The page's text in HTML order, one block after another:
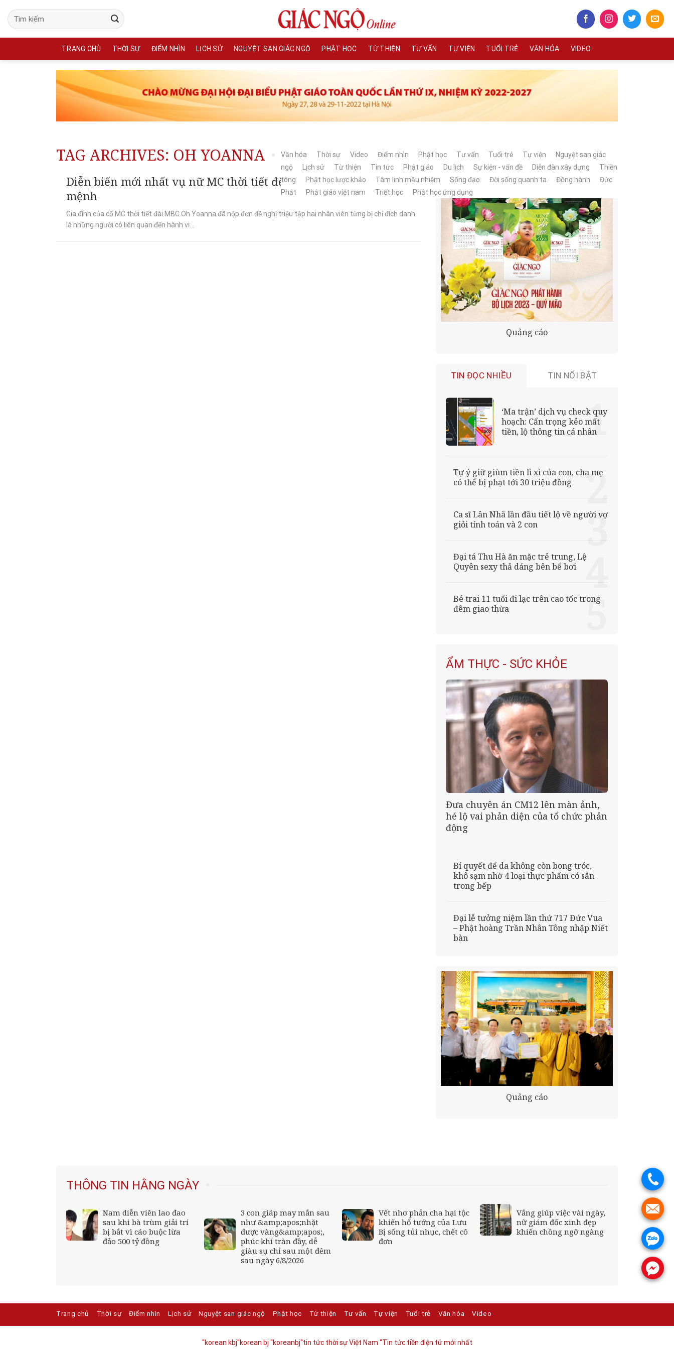
content
TRANG CHỦ THỜI SỰ ĐIỂM NHÌN LỊCH SỬ NGUYỆT SAN GIÁC NGỘ PHẬT HỌC TỪ THIỆN TƯ VẤN TỰ VIỆN TUỔI TRẺ VĂN HÓA VIDEO
TAG ARCHIVES: OH YOANNA Văn hóa Thời sự Video Điểm nhìn Phật học Tư vấn Tuổi trẻ Tự viện
Nguyệt san giác
ngộ
Lịch sử Từ thiện Tin tức Phật giáo Du lịch Sự kiện - vấn đề Diễn đàn xây dựng
Thiền
tông
Phật học lược khảo Tâm linh mầu nhiệm Sống đạo Đời sống quanh ta Đồng hành
Đức
Phật
Phật giáo việt nam Triết học Phật học ứng dụng
Diễn biến mới nhất vụ nữ MC thời tiết để lại 17 trang thư tuyệt
mệnh
Gia đình của cố MC thời tiết đài MBC Oh Yoanna đã nộp đơn đề nghị triệu tập hai nhân viên từng bị chỉ đích danh
là những người có liên quan đến hành vi...
Quảng cáo
TIN ĐỌC NHIỀU TIN NỔI BẬT
‘Ma trận’ dịch vụ check quy
hoạch: Cẩn trọng kẻo mất
tiền, lộ thông tin cá nhân
Tự ý giữ giùm tiền lì xì của con, cha mẹ
có thể bị phạt tới 30 triệu đồng
Ca sĩ Lân Nhã lần đầu tiết lộ về người vợ
giỏi tính toán và 2 con
Đại tá Thu Hà ăn mặc trẻ trung, Lệ
Quyên sexy thả dáng bên bể bơi
Bé trai 11 tuổi đi lạc trên cao tốc trong
đêm giao thừa
ẨM THỰC - SỨC KHỎE
Đưa chuyên án CM12 lên màn ảnh,
hé lộ vai phản diện của tổ chức phản
động
Bí quyết để da không còn bong tróc,
khô sạm nhờ 4 loại thực phẩm có sẵn
trong bếp
Đại lễ tưởng niệm lần thứ 717 Đức Vua
– Phật hoàng Trần Nhân Tông nhập Niết
bàn
Quảng cáo
THÔNG TIN HẰNG NGÀY
Nam diễn viên lao đao
sau khi bà trùm giải trí
bị bắt vì cáo buộc lừa
đảo 500 tỷ đồng
3 con giáp may mắn sau
như &amp;apos;nhặt
được vàng&amp;apos;,
phúc khí tràn đầy, dễ
giàu sụ chỉ sau một đêm
sau ngày 6/8/2026
Vết nhơ phản cha hại tộc
khiến hổ tướng của Lưu
Bị sống tủi nhục, chết cô
đơn
Vắng giúp việc vài ngày,
nữ giám đốc xinh đẹp
khiến chồng ngỡ ngàng
Trang chủ Thời sự Điểm nhìn Lịch sử Nguyệt san giác ngộ Phật học Từ thiện Tư vấn Tự viện Tuổi trẻ Văn hóa Video
"korean kbj​"korean bj "koreanbj​"tin tức thời sự Việt Nam "Tin tức tiền điện tử mới nhất​
.
.
.
.